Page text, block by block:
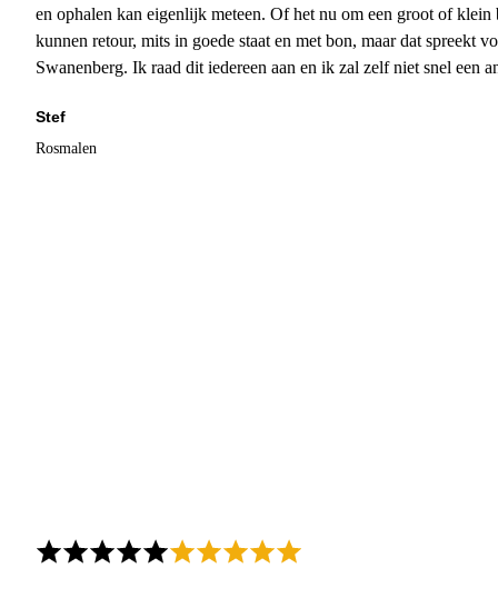
en ophalen kan eigenlijk meteen. Of het nu om een groot of
kunnen retour, mits in goede staat en met bon, maar dat spreekt
Swanenberg. Ik raad dit iedereen aan en ik zal zelf niet snel een
Stef
Rosmalen